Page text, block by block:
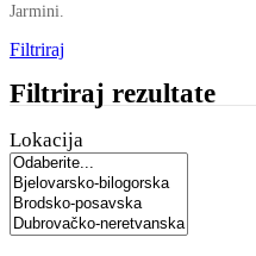
Jarmini.
Filtriraj
Filtriraj rezultate
Lokacija